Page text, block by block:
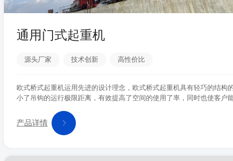
通用门式起重机
源头厂家 技术创新 高性价比
欧式桥式起重机运用先进的设计理念，欧式桥式起重机具有轻巧的结构
小了吊钩的运行极限距离，有效提高了空间的使用了率，同时也使客户
小，净空高度低，欧式桥式起重机更能贴近地面作业，起升高度更高，
工作空间。较小的厂房意味着初期建设投资，以及长期供热、空调及其
产品详情